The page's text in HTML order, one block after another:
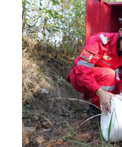
科技
文化
访谈
法律 中
食品